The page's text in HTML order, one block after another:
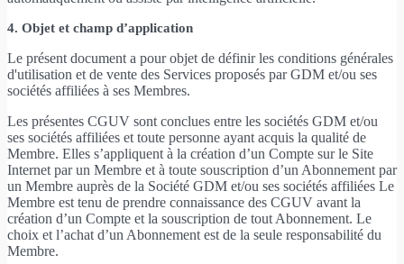
4. Objet et champ d’application
Le présent document a pour objet de définir les conditions générales
d'utilisation et de vente des Services proposés par GDM et/ou ses
sociétés affiliées à ses Membres.
Les présentes CGUV sont conclues entre les sociétés GDM et/ou
ses sociétés affiliées et toute personne ayant acquis la qualité de
Membre. Elles s’appliquent à la création d’un Compte sur le Site
Internet par un Membre et à toute souscription d’un Abonnement par
un Membre auprès de la Société GDM et/ou ses sociétés affiliées Le
Membre est tenu de prendre connaissance des CGUV avant la
création d’un Compte et la souscription de tout Abonnement. Le
choix et l’achat d’un Abonnement est de la seule responsabilité du
Membre.